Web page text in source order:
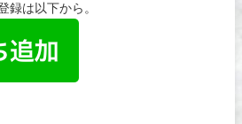
録は以下から。